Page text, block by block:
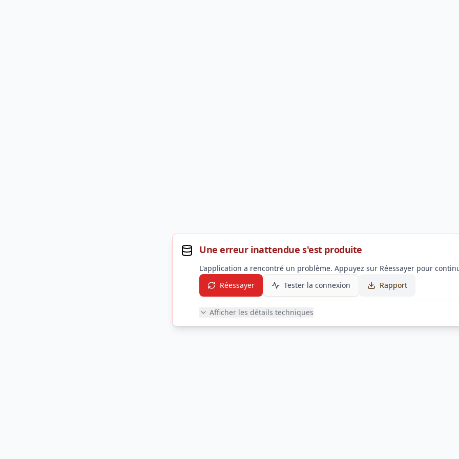
Une erreur inattendue s'est produite
L'application a rencontré un problème. Appuyez sur Réessayer pour
Réessayer
Tester la connexion Rapport
Afficher les détails techniques